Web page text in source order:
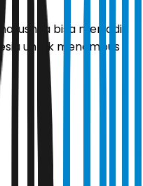
bisa menjadi
untuk menembus